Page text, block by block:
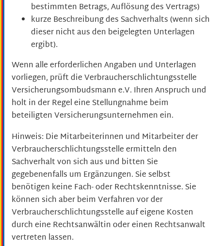
bestimmten Betrags, Auflösung des Vertrags)
kurze Beschreibung des Sachverhalts (wenn sich
dieser nicht aus den beigelegten Unterlagen
ergibt).
Wenn alle erforderlichen Angaben und Unterlagen
vorliegen, prüft die Verbraucherschlichtungsstelle
Versicherungsombudsmann e.V. Ihren Anspruch und
holt in der Regel eine Stellungnahme beim
beteiligten Versicherungsunternehmen ein.
Hinweis: Die Mitarbeiterinnen und Mitarbeiter der
Verbraucherschlichtungsstelle ermitteln den
Sachverhalt von sich aus und bitten Sie
gegebenenfalls um Ergänzungen. Sie selbst
benötigen keine Fach- oder Rechtskenntnisse. Sie
können sich aber beim Verfahren vor der
Verbraucherschlichtungsstelleauf eigene Kosten
durch eine Rechtsanwältin oder einen Rechtsanwalt
vertreten lassen.